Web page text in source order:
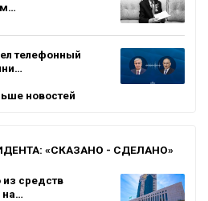
телефонный
новостей
«СКАЗАНО - СДЕЛАНО»
из средств
на…